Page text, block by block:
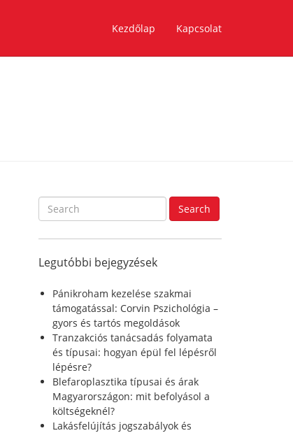
Kezdőlap Kapcsolat
S
e
c
f
Search
Legutóbbi bejegyzések
Pánikroham kezelése szakmai
támogatással: Corvin Pszichológia –
gyors és tartós megoldások
Tranzakciós tanácsadás folyamata
és típusai: hogyan épül fel lépésről
lépésre?
Blefaroplasztika típusai és árak
Magyarországon: mit befolyásol a
költségeknél?
Lakásfelújítás jogszabályok és